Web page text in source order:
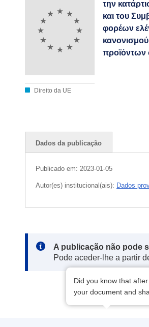
Direito da UE
την
και του
φορέων
Dados da publicação
Publicado em: 2023-01-05
Autor(es) institucional(ais): Dados
Note:
A publicação não pode
Pode aceder-lhe a partir
Did you know that
your document and